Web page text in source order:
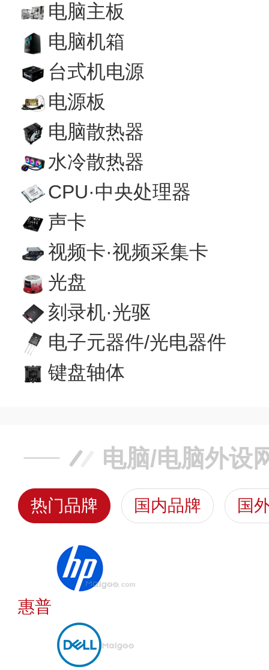
电脑主板
电脑机箱
台式机电源
电源板
电脑散热器
水冷散热器
CPU·中央处理器
声卡
视频卡·视频采集卡
光盘
刻录机·光驱
电子元器件/光电器件
键盘轴体
电脑/电脑外设
热门品牌 国内品牌 国
惠普